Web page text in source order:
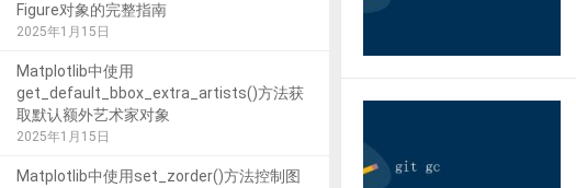
Figure对象的完整指南
2025年1月15日
Matplotlib中使用
get_default_bbox_extra_artists()方法获
取默认额外艺术家对象
2025年1月15日
Matplotlib中使用set_zorder()方法控制图